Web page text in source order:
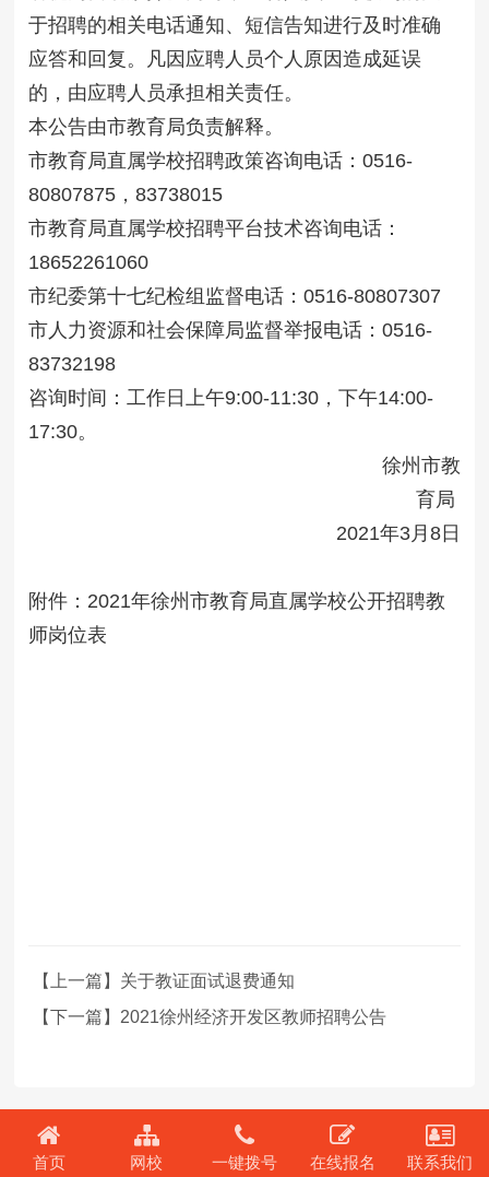
于招聘的相关电话通知、短信告知进行及时准确
应答和回复。凡因应聘人员个人原因造成延误
的，由应聘人员承担相关责任。
本公告由市教育局负责解释。
市教育局直属学校招聘政策咨询电话：0516-
80807875，83738015
市教育局直属学校招聘平台技术咨询电话：
18652261060
市纪委第十七纪检组监督电话：0516-80807307
市人力资源和社会保障局监督举报电话：0516-
83732198
咨询时间：工作日上午9:00-11:30，下午14:00-
17:30。
徐州市教
育局
2021年3月8日
附件： 2021年徐州市教育局直属学校公开招聘教
师岗位表
【上一篇】关于教证面试退费通知
【下一篇】2021徐州经济开发区教师招聘公告
首页 网校 一键拨号 在线报名 联系我们